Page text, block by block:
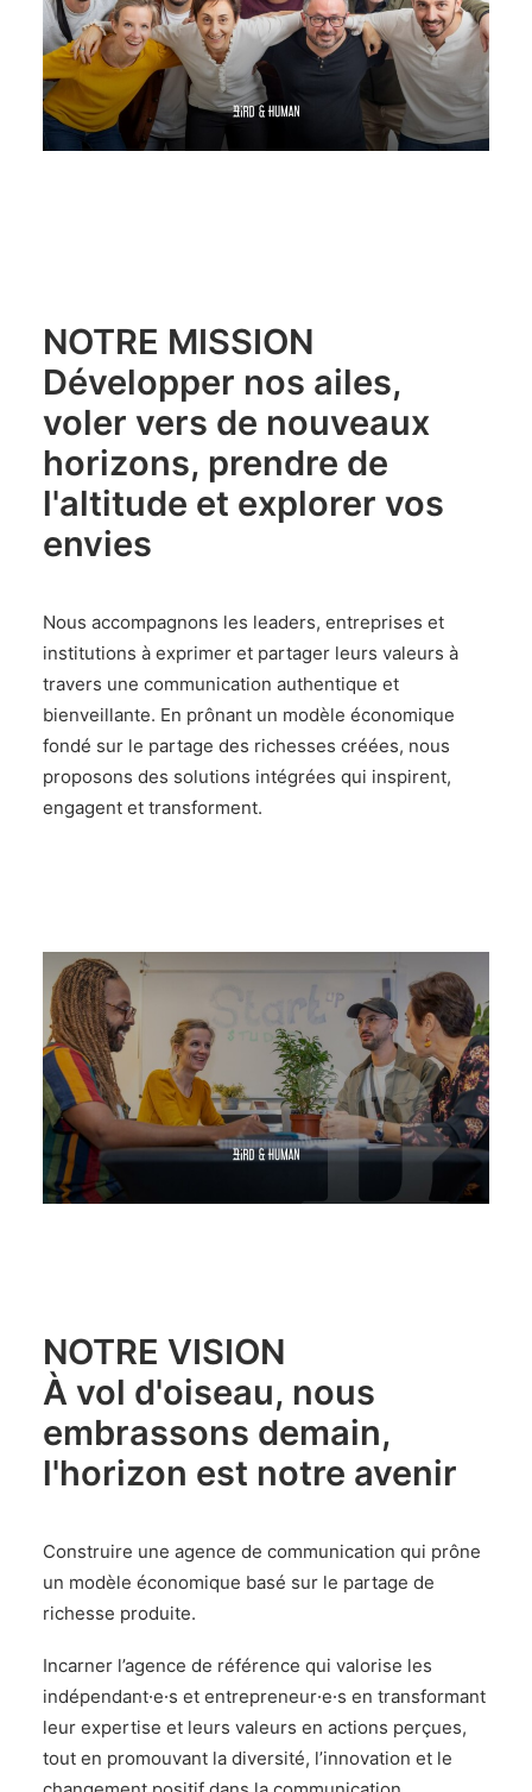
NOTRE MISSION
Développer nos ailes,
voler vers de nouveaux
horizons, prendre de
l'altitude et explorer vos
envies
Nous accompagnons les leaders, entreprises et
institutions à exprimer et partager leurs valeurs à
travers une communication authentique et
bienveillante. En prônant un modèle économique
fondé sur le partage des richesses créées, nous
proposons des solutions intégrées qui inspirent,
engagent et transforment.
NOTRE VISION
À vol d'oiseau, nous
embrassons demain,
l'horizon est notre avenir
Construire une agence de communication qui prône
un modèle économique basé sur le partage de
richesse produite.
Incarner l’agence de référence qui valorise les
indépendant⸱e⸱s et entrepreneur⸱e⸱s en transformant
leur expertise et leurs valeurs en actions perçues,
tout en promouvant la diversité, l’innovation et le